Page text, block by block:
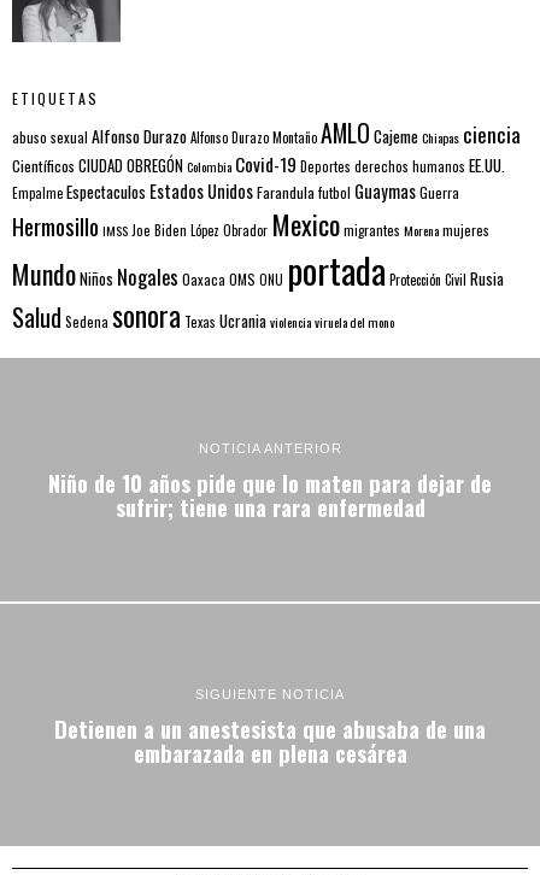
ETIQUETAS
abuso sexual Alfonso DurazoAlfonso Durazo MontañoAMLO CajemeChiapas ciencia
Científicos CIUDAD OBREGÓNColombia Covid-19 Deportes derechos humanos EE.UU.
EmpalmeEspectaculos Estados UnidosFarandulafutbol GuaymasGuerra
Hermosillo IMSS Joe Biden López Obrador Mexicomigrantes Morenamujeres
MundoNiños Nogales Oaxaca OMS ONU portada Protección Civil Rusia
Salud Sedena sonora Texas Ucraniaviolenciaviruela del mono
NOTICIA ANTERIOR
Niño de 10 años pide que lo maten para dejar de
sufrir; tiene una rara enfermedad
SIGUIENTE NOTICIA
Detienen a un anestesista que abusaba de una
embarazada en plena cesárea